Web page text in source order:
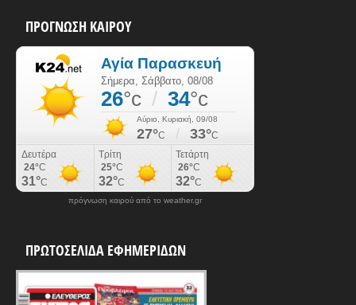
ΠΡΟΓΝΩΣΗ ΚΑΙΡΟΥ
πρόγνωση καιρού από το weather.gr
ΠΡΩΤΟΣΕΛΙΔΑ ΕΦΗΜΕΡΙΔΩΝ